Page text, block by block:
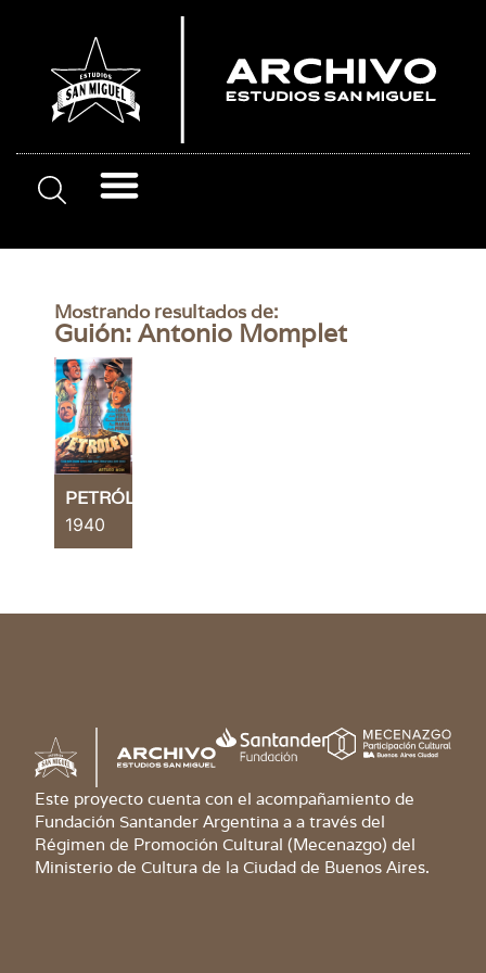
Mostrando resultados de:
Guión: Antonio Momplet
PETRÓLEO
1940
Este proyecto cuenta con el acompañamiento de
Fundación Santander Argentina a a través del
Régimen de Promoción Cultural (Mecenazgo) del
Ministerio de Cultura de la Ciudad de Buenos Aires.